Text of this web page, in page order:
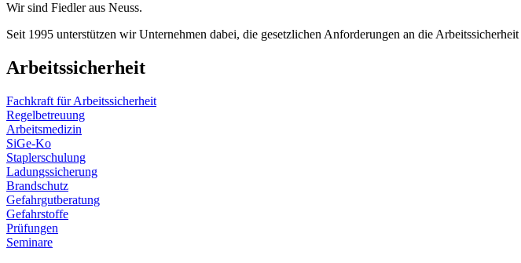
Wir sind Fiedler aus Neuss.
Seit 1995 unterstützen wir Unternehmen dabei, die gesetzlichen Anforderungen an die Arbeitssicherheit
Arbeitssicherheit
Fachkraft für Arbeitssicherheit
Regelbetreuung
Arbeitsmedizin
SiGe-Ko
Staplerschulung
Ladungssicherung
Brandschutz
Gefahrgutberatung
Gefahrstoffe
Prüfungen
Seminare